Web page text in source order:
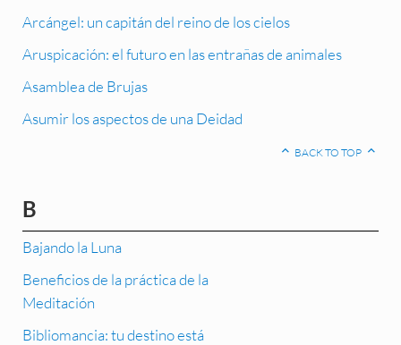
Arcángel: un capitán del reino de los cielos
Aruspicación: el futuro en las entrañas de animales
Asamblea de Brujas
Asumir los aspectos de una Deidad
BACK TO TOP
B
Bajando la Luna
Beneficios de la práctica de la
Meditación
Bibliomancia: tu destino está